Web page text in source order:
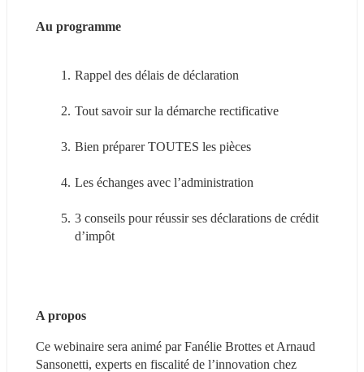
Au programme
Rappel des délais de déclaration
Tout savoir sur la démarche rectificative
Bien préparer TOUTES les pièces
Les échanges avec l’administration
3 conseils pour réussir ses déclarations de crédit
d’impôt
A propos
Ce webinaire sera animé par Fanélie Brottes et Arnaud
Sansonetti, experts en fiscalité de l’innovation chez